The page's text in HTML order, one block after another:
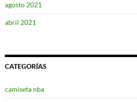
agosto 2021
abril 2021
CATEGORÍAS
camiseta nba